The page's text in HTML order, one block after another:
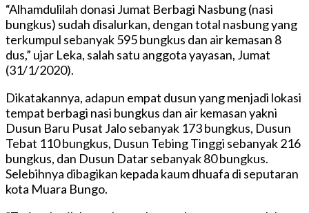
“Alhamdulilah donasi Jumat Berbagi Nasbung (nasi
bungkus) sudah disalurkan, dengan total nasbung yang
terkumpul sebanyak 595 bungkus dan air kemasan 8
dus,” ujar Leka, salah satu anggota yayasan, Jumat
(31/1/2020).
Dikatakannya, adapun empat dusun yang menjadi lokasi
tempat berbagi nasi bungkus dan air kemasan yakni
Dusun Baru Pusat Jalo sebanyak 173 bungkus, Dusun
Tebat 110 bungkus, Dusun Tebing Tinggi sebanyak 216
bungkus, dan Dusun Datar sebanyak 80 bungkus.
Selebihnya dibagikan kepada kaum dhuafa di seputaran
kota Muara Bungo.